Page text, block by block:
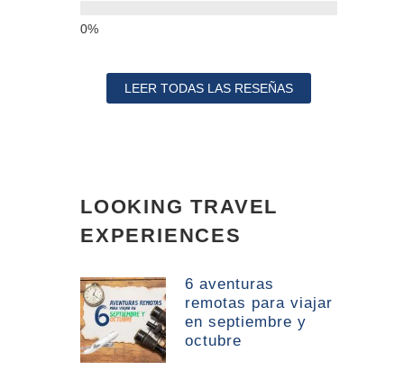
LEER TODAS LAS RESEÑAS
LOOKING TRAVEL
EXPERIENCES
6 aventuras
remotas para viajar
en septiembre y
octubre